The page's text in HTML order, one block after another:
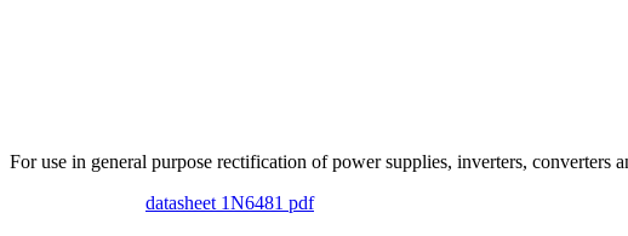
For use in general purpose rectification of power supplies, inverters, converters
datasheet 1N6481 pdf